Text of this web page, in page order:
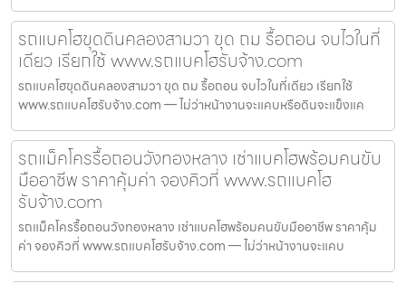
รถแบคโฮขุดดินคลองสามวา ขุด ถม รื้อถอน จบไวในที่
เดียว เรียกใช้ www.รถแบคโฮรับจ้าง.com
รถแบคโฮขุดดินคลองสามวา ขุด ถม รื้อถอน จบไวในที่เดียว เรียกใช้
www.รถแบคโฮรับจ้าง.com — ไม่ว่าหน้างานจะแคบหรือดินจะแข็งแค
รถแม็คโครรื้อถอนวังทองหลาง เช่าแบคโฮพร้อมคนขับ
มืออาชีพ ราคาคุ้มค่า จองคิวที่ www.รถแบคโฮ
รับจ้าง.com
รถแม็คโครรื้อถอนวังทองหลาง เช่าแบคโฮพร้อมคนขับมืออาชีพ ราคาคุ้ม
ค่า จองคิวที่ www.รถแบคโฮรับจ้าง.com — ไม่ว่าหน้างานจะแคบ